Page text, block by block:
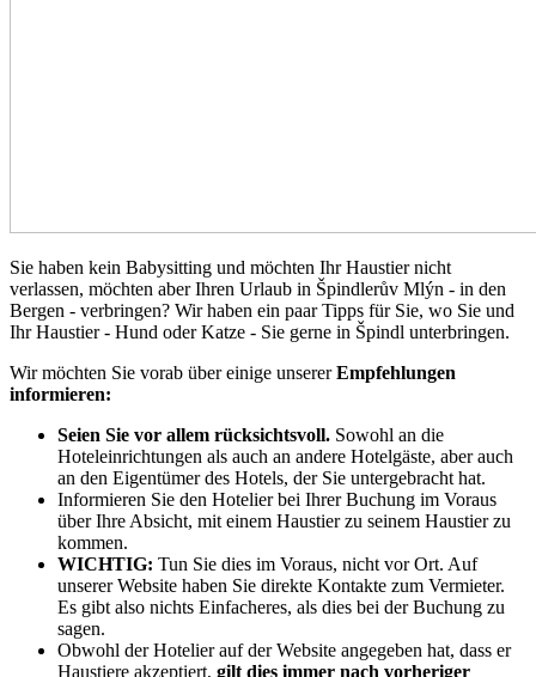
Sie haben kein Babysitting und möchten Ihr Haustier nicht
verlassen, möchten aber Ihren Urlaub in Špindlerův Mlýn - in den
Bergen - verbringen? Wir haben ein paar Tipps für Sie, wo Sie und
Ihr Haustier - Hund oder Katze - Sie gerne in Špindl unterbringen.
Wir möchten Sie vorab über einige unsererEmpfehlungen
informieren:
Seien Sie vor allem rücksichtsvoll. Sowohl an die
Hoteleinrichtungen als auch an andere Hotelgäste, aber auch
an den Eigentümer des Hotels, der Sie untergebracht hat.
Informieren Sie den Hotelier bei Ihrer Buchung im Voraus
über Ihre Absicht, mit einem Haustier zu seinem Haustier zu
kommen.
WICHTIG: Tun Sie dies im Voraus, nicht vor Ort. Auf
unserer Website haben Sie direkte Kontakte zum Vermieter.
Es gibt also nichts Einfacheres, als dies bei der Buchung zu
sagen.
Obwohl der Hotelier auf der Website angegeben hat, dass er
Haustiere akzeptiert, gilt dies immer nach vorheriger